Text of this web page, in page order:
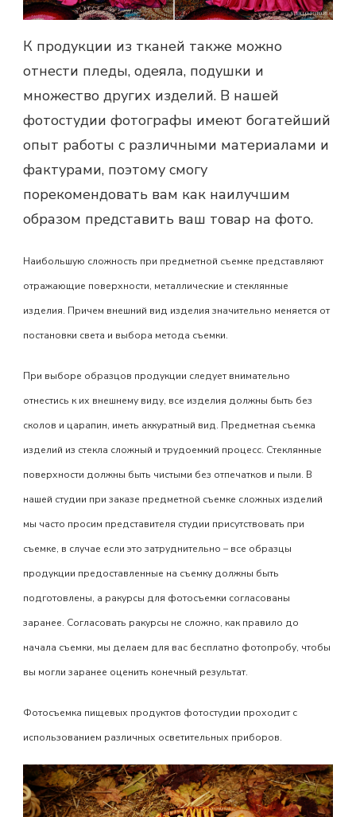
К продукции из тканей также можно
отнести пледы, одеяла, подушки и
множество других изделий. В нашей
фотостудии фотографы имеют богатейший
опыт работы с различными материалами и
фактурами, поэтому смогу
порекомендовать вам как наилучшим
образом представить ваш товар на фото.
Наибольшую сложность при предметной съемке представляют
отражающие поверхности, металлические и стеклянные
изделия. Причем внешний вид изделия значительно меняется от
постановки света и выбора метода съемки.
При выборе образцов продукции следует внимательно
отнестись к их внешнему виду, все изделия должны быть без
сколов и царапин, иметь аккуратный вид. Предметная съемка
изделий из стекла сложный и трудоемкий процесс. Стеклянные
поверхности должны быть чистыми без отпечатков и пыли. В
нашей студии при заказе предметной съемке сложных изделий
мы часто просим представителя студии присутствовать при
съемке, в случае если это затруднительно – все образцы
продукции предоставленные на съемку должны быть
подготовлены, а ракурсы для фотосъемки согласованы
заранее. Согласовать ракурсы не сложно, как правило до
начала съемки, мы делаем для вас бесплатно фотопробу, чтобы
вы могли заранее оценить конечный результат.
Фотосъемка пищевых продуктов фотостудии проходит с
использованием различных осветительных приборов.